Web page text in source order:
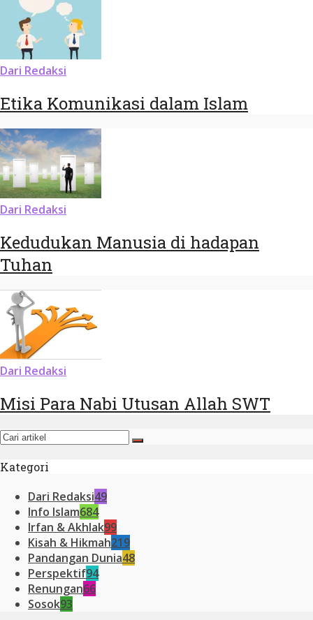
Dari Redaksi
Etika Komunikasi dalam Islam
Dari Redaksi
Kedudukan Manusia di hadapan
Tuhan
Dari Redaksi
Misi Para Nabi Utusan Allah SWT
Kategori
Dari Redaksi49
Info Islam684
Irfan & Akhlak99
Kisah & Hikmah219
Pandangan Dunia48
Perspektif94
Renungan66
Sosok93